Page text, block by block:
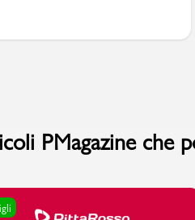
PMagazine che